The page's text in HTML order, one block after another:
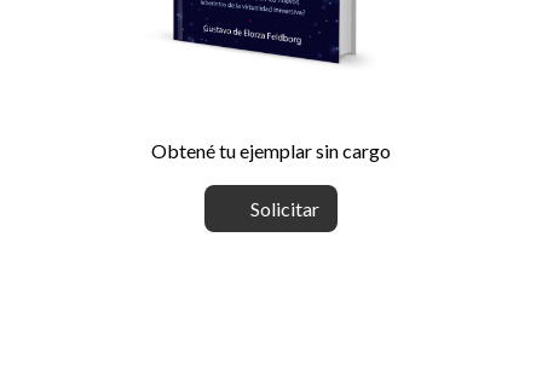
Obtené tu ejemplar sin cargo
Solicitar